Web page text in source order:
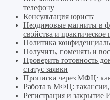
телефону
Консультация юриста
Неодимовые магниты в
свойства и
Политика
Получить, поменять и
Проверить готовность
статус заявки
Прописка через МФЦ:
Работа в МФЦ: вакансии,
Регистрация и